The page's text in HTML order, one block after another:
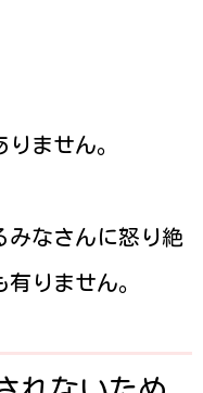
ません。
みなさんに怒り絶
りません。